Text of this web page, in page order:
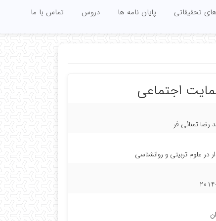
تحقیقاتی پایان نامه ها دروس تماس با ما
اجتماعی
تمنائی فر
در علوم تربیتی و روانشناسی